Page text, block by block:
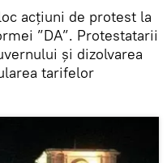
acțiuni de protest la
”DA”. Protestatarii
și dizolvarea
tarifelor